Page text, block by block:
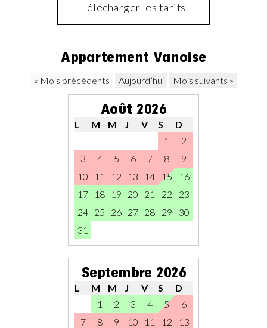
Télécharger les tarifs
Appartement Vanoise
« Mois précédents Aujourd’hui Mois suivants »
Août 2026
L M M J V S
D
1
2
3
4 5 6 7 8
9
10
11 12 13 14 15
16
17
18 19 20 21 22
23
24 25 26 27 28 29
30
31
Septembre 2026
L M M J V S
D
1
2 3 4 5
6
7
8 9 10 11 12
13